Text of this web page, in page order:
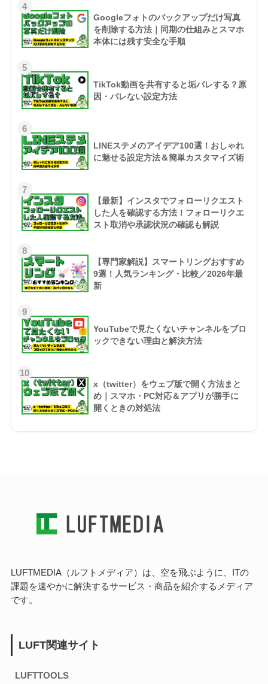
4
Googleフォトのバックアップだけ写真
を削除する方法｜同期の仕組みとスマホ
本体には残す安全な手順
5
TikTok動画を共有すると垢バレする？原
因・バレない設定方法
6
LINEステメのアイデア100選！おしゃれ
に魅せる設定方法＆簡単カスタマイズ術
7
【最新】インスタでフォローリクエスト
した人を確認する方法！フォローリクエ
スト取消や承認状況の確認も解説
8
【専門家解説】スマートリングおすすめ
9選！人気ランキング・比較／2026年最
新
9
YouTubeで見たくないチャンネルをブロ
ックできない理由と解決方法
10
x（twitter）をウェブ版で開く方法まと
め｜スマホ・PC対応＆アプリが勝手に
開くときの対処法
LUFTMEDIA（ルフトメディア）は、空を飛ぶように、ITの
課題を速やかに解決するサービス・商品を紹介するメディア
です。
LUFT関連サイト
LUFTTOOLS